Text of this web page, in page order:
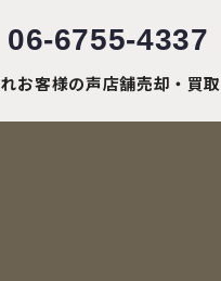
06-6755-4337
お客様の声店舗売却・買取